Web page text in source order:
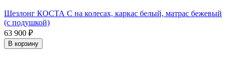
Шезлонг КОСТА С на колесах, каркас белый, матрас бежевый
(с подушкой)
63 900 ₽
В корзину